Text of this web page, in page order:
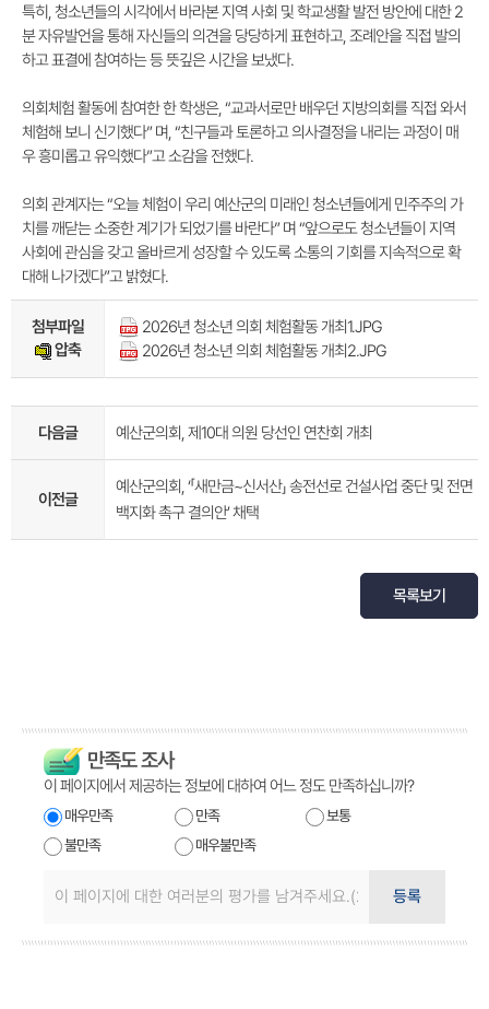
특히, 청소년들의 시각에서 바라본 지역 사회 및 학교생활 발전 방안에 대한 2
분 자유발언을 통해 자신들의 의견을 당당하게 표현하고, 조례안을 직접 발의
하고 표결에 참여하는 등 뜻깊은 시간을 보냈다.
의회체험 활동에 참여한 한 학생은, “교과서로만 배우던 지방의회를 직접 와서
체험해 보니 신기했다” 며, “친구들과 토론하고 의사결정을 내리는 과정이 매
우 흥미롭고 유익했다”고 소감을 전했다.
의회 관계자는 “오늘 체험이 우리 예산군의 미래인 청소년들에게 민주주의 가
치를 깨닫는 소중한 계기가 되었기를 바란다” 며 “앞으로도 청소년들이 지역
사회에 관심을 갖고 올바르게 성장할 수 있도록 소통의 기회를 지속적으로 확
대해 나가겠다”고 밝혔다.
첨부파일
압축
2026년 청소년 의회 체험활동 개최1.JPG
2026년 청소년 의회 체험활동 개최2.JPG
다음글 예산군의회, 제10대 의원 당선인 연찬회 개최
이전글
예산군의회, ‘「새만금~신서산」 송전선로 건설사업 중단 및 전면
백지화 촉구 결의안’ 채택
목록보기
만족도 조사
이 페이지에서 제공하는 정보에 대하여 어느 정도 만족하십니까?
매우만족 만족
보통
불만족
매우불만족
등록